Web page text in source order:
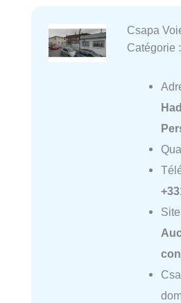
Csapa
Catégorie :